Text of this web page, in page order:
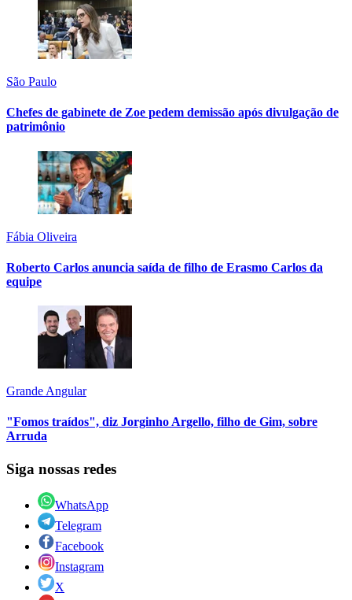
São Paulo
Chefes de gabinete de Zoe pedem demissão após divulgação de
patrimônio
Fábia Oliveira
Roberto Carlos anuncia saída de filho de Erasmo Carlos da
equipe
Grande Angular
"Fomos traídos", diz Jorginho Argello, filho de Gim, sobre
Arruda
Siga nossas redes
WhatsApp
Telegram
Facebook
Instagram
X